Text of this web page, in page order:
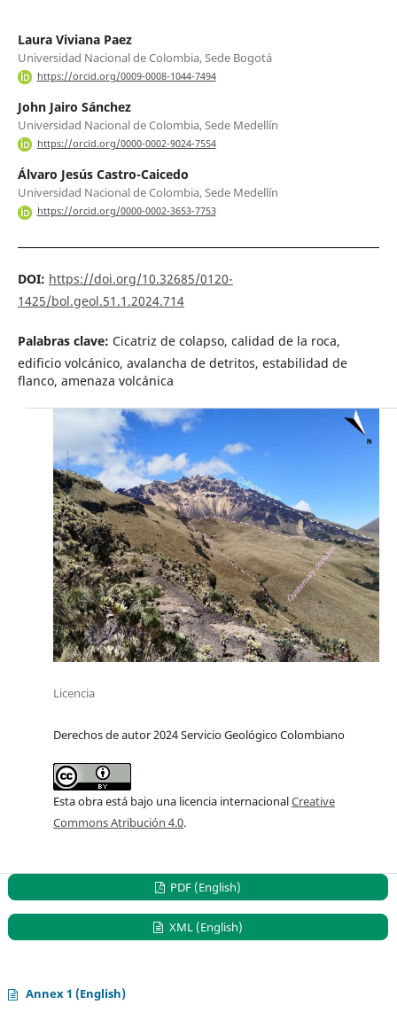
Laura Viviana Paez
Universidad Nacional de Colombia, Sede Bogotá
https://orcid.org/0009-0008-1044-7494
John Jairo Sánchez
Universidad Nacional de Colombia, Sede Medellín
https://orcid.org/0000-0002-9024-7554
Álvaro Jesús Castro-Caicedo
Universidad Nacional de Colombia, Sede Medellín
https://orcid.org/0000-0002-3653-7753
DOI: https://doi.org/10.32685/0120-
1425/bol.geol.51.1.2024.714
Palabras clave: Cicatriz de colapso, calidad de la roca,
edificio volcánico, avalancha de detritos, estabilidad de
flanco, amenaza volcánica
Licencia
Derechos de autor 2024 Servicio Geológico Colombiano
Esta obra está bajo una licencia internacionalCreative
Commons Atribución 4.0.
PDF (English)
XML (English)
Annex 1 (English)